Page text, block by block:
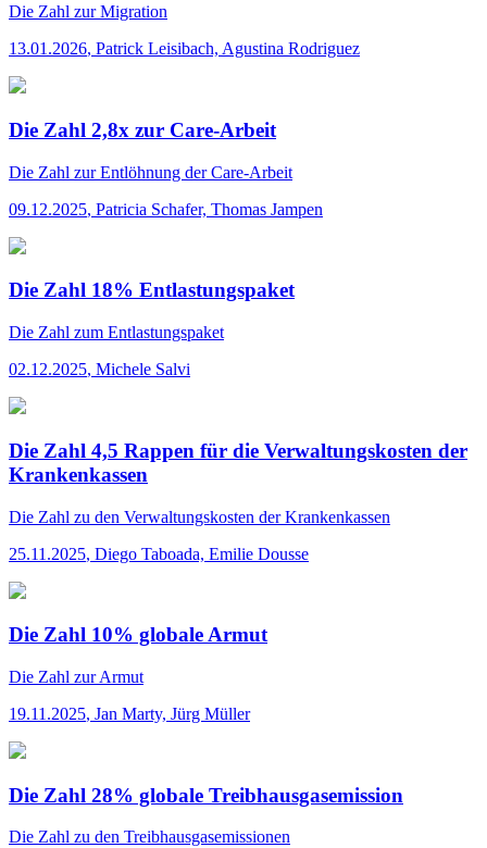
Die Zahl zur Migration
13.01.2026, Patrick Leisibach, Agustina Rodriguez
Die Zahl 2,8x zur Care-Arbeit
Die Zahl zur Entlöhnung der Care-Arbeit
09.12.2025, Patricia Schafer, Thomas Jampen
Die Zahl 18% Entlastungspaket
Die Zahl zum Entlastungspaket
02.12.2025, Michele Salvi
Die Zahl 4,5 Rappen für die Verwaltungskosten der
Krankenkassen
Die Zahl zu den Verwaltungskosten der Krankenkassen
25.11.2025, Diego Taboada, Emilie Dousse
Die Zahl 10% globale Armut
Die Zahl zur Armut
19.11.2025, Jan Marty, Jürg Müller
Die Zahl 28% globale Treibhausgasemission
Die Zahl zu den Treibhausgasemissionen